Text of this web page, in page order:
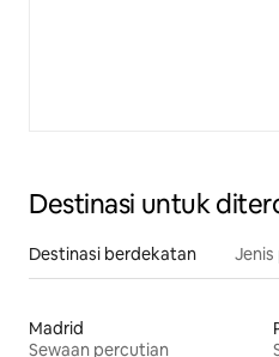
Destinasi untuk
Destinasi berdekatan Jenis
Madrid
Sewaan percutian